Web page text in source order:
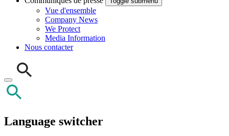
Vue d'ensemble
Company News
We Protect
Media Information
Nous contacter
Language switcher